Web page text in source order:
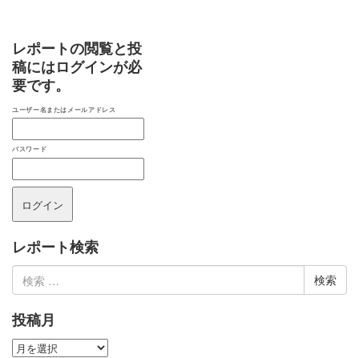
レポートの閲覧と投
稿にはログインが必
要です。
ユーザー名またはメールアドレス
パスワード
レポート検索
索:
投稿月
投